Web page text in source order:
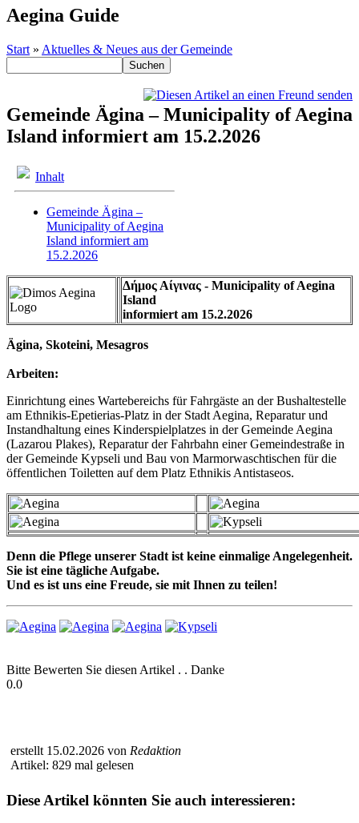
Aegina Guide
Start » Aktuelles & Neues aus der Gemeinde
Gemeinde Ägina – Municipality of Aegina
Island informiert am 15.2.2026
Inhalt
Gemeinde Ägina –
Municipality of Aegina
Island informiert am
15.2.2026
Δήμος Αίγινας - Municipality of Aegina
Island
informiert am 15.2.2026
Ägina, Skoteini, Mesagros
Arbeiten:
Einrichtung eines Wartebereichs für Fahrgäste an der Bushaltestelle
am Ethnikis-Epetierias-Platz in der Stadt Aegina, Reparatur und
Instandhaltung eines Kinderspielplatzes in der Gemeinde Aegina
(Lazarou Plakes), Reparatur der Fahrbahn einer Gemeindestraße in
der Gemeinde Kypseli und Bau von Marmorwaschtischen für die
öffentlichen Toiletten auf dem Platz Ethnikis Antistaseos.
Denn die Pflege unserer Stadt ist keine einmalige Angelegenheit.
Sie ist eine tägliche Aufgabe.
Und es ist uns eine Freude, sie mit Ihnen zu teilen!
Bitte Bewerten Sie diesen Artikel . . Danke
0.0
erstellt 15.02.2026 von Redaktion
Artikel: 829 mal gelesen
Diese Artikel könnten Sie auch interessieren: